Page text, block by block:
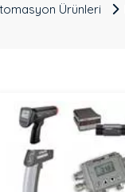
Ürünleri